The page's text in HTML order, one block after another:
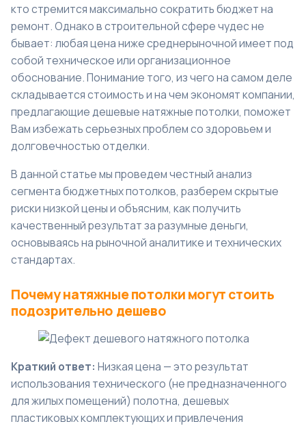
кто стремится максимально сократить бюджет на
ремонт. Однако в строительной сфере чудес не
бывает: любая цена ниже среднерыночной имеет под
собой техническое или организационное
обоснование. Понимание того, из чего на самом деле
складывается стоимость и на чем экономят компании,
предлагающие дешевые натяжные потолки, поможет
Вам избежать серьезных проблем со здоровьем и
долговечностью отделки.
В данной статье мы проведем честный анализ
сегмента бюджетных потолков, разберем скрытые
риски низкой цены и объясним, как получить
качественный результат за разумные деньги,
основываясь на рыночной аналитике и технических
стандартах.
Почему натяжные потолки могут стоить
подозрительно дешево
Краткий ответ: Низкая цена — это результат
использования технического (не предназначенного
для жилых помещений) полотна, дешевых
пластиковых комплектующих и привлечения